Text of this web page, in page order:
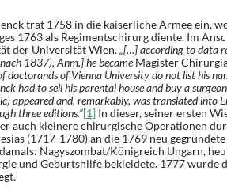
trat 1758 in die kaiserliche Armee ein,
1763 als Regimentschirurg diente. Im
der Universität Wien.„[…] according to data
1837), Anm.] he becameMagister
doctorands of Vienna University do not list his
had to sell his parental house and buy a
appeared and, remarkably, was translated into
three editions.“[1]In dieser, seiner ersten
auch kleinere chirurgische Operationen
(1717-1780) an die 1769 neu
Nagyszombat/Königreich Ungarn,
und Geburtshilfe bekleidete. 1777 wurde